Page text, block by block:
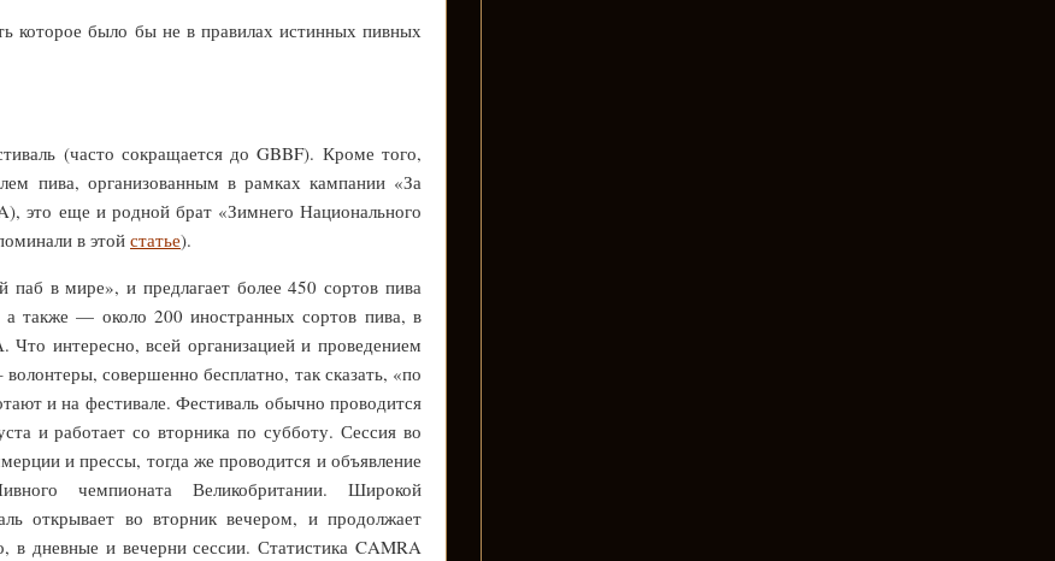
которое было бы не в правилах истинных пивных
(часто сокращается до GBBF). Кроме того,
пива, организованным в рамках кампании «За
это еще и родной брат «Зимнего Национального
в этой статье).
в мире», и предлагает более 450 сортов пива
а также — около 200 иностранных сортов пива, в
интересно, всей организацией и проведением
совершенно бесплатно, так сказать, «по
и на фестивале. Фестиваль обычно проводится
и работает со вторника по субботу. Сессия во
и прессы, тогда же проводится и объявление
чемпионата Великобритании. Широкой
открывает во вторник вечером, и продолжает
в дневные и вечерни сессии. Статистика CAMRA